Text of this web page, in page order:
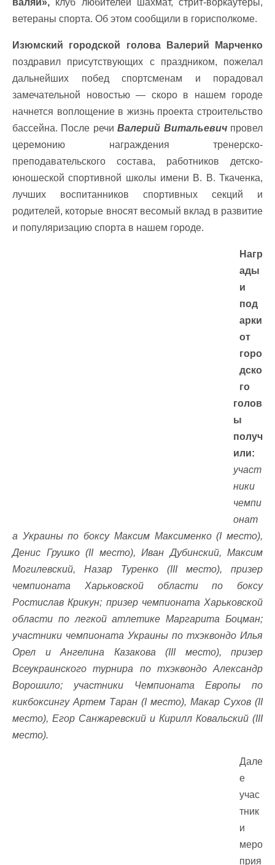
валяй», клуб любителей шахмат, стрит-воркаутеры,
ветераны спорта. Об этом сообщили в горисполкоме.
Изюмский городской голова Валерий Марченко
поздравил присутствующих с праздником, пожелал
дальнейших побед спортсменам и порадовал
замечательной новостью — скоро в нашем городе
начнется воплощение в жизнь проекта строительство
бассейна. После речиВалерий Витальевичпровел
церемонию награждения тренерско-
преподавательского состава, работников детско-
юношеской спортивной школы имени В. В. Ткаченка,
лучших воспитанников спортивных секций и
родителей, которые вносят весомый вклад в развитие
и популяризацию спорта в нашем городе.
Нагр
ады
и
под
арки
от
горо
дско
го
голов
ы
получ
или:
участ
ники
чемпи
онат
а Украины по боксу Максим Максименко (I место),
Денис Грушко (II место), Иван Дубинский, Максим
Могилевский, Назар Туренко (III место), призер
чемпионата Харьковской области по боксу
Ростислав Крикун; призер чемпионата Харьковской
области по легкой атлетике Маргарита Боцман;
участники чемпионата Украины по тхэквондо Илья
Орел и Ангелина Казакова (III место), призер
Всеукраинского турнира по тхэквондо Александр
Ворошило; участники Чемпионата Европы по
кикбоксингу Артем Таран (I место), Макар Сухов (II
место), Егор Санжаревский и Кирилл Ковальский (III
место).
Дале
е
учас
тник
и
меро
прия